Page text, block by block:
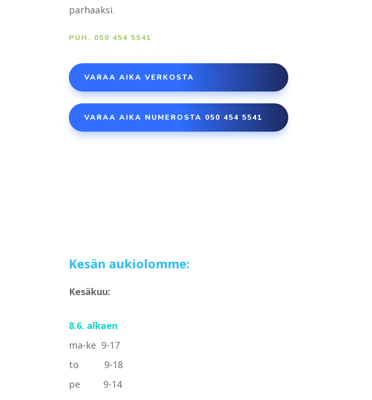
parhaaksi.
PUH. 050 454 5541
VARAA AIKA VERKOSTA
VARAA AIKA NUMEROSTA 050 454 5541
Kesän aukiolomme:
Kesäkuu:
8.6. alkaen
ma-ke 9-17
to 9-18
pe 9-14